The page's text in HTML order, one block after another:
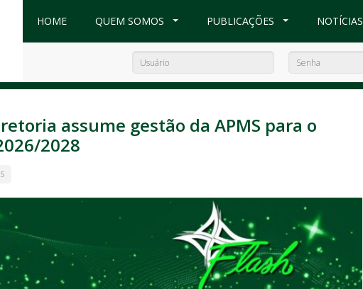
HOME QUEM SOMOS PUBLICAÇÕES NOTÍCIAS
assume gestão da APMS para o
2028